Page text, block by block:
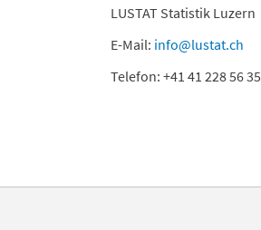
LUSTAT Statistik Luzern
E-Mail: info@lustat.ch
Telefon: +41 41 228 56 35